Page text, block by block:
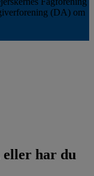
(DA) om
eller har du